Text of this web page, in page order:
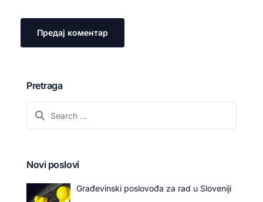
Pretraga
Novi poslovi
Građevinski poslovođa za rad u Sloveniji